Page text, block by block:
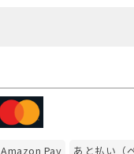
Amazon Pay
あと払い（